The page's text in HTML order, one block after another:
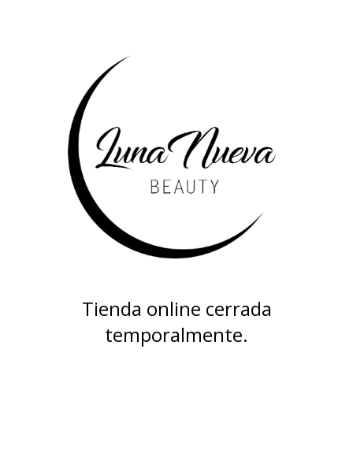
Tienda online cerrada
temporalmente.